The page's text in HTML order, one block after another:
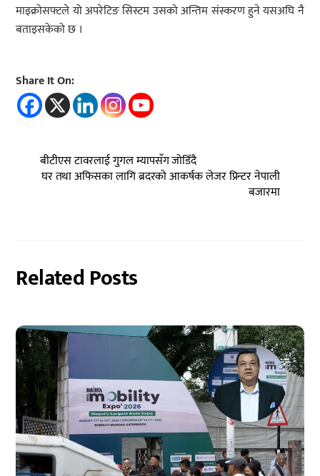
माइक्रोसफ्टले यो अपरेटिङ सिस्टम उसको अन्तिम संस्करण हुने यसअघि नै
बताइसकेको छ ।
Share It On:
बीटीएस टावरलाई गुगल म्यापसँग जोडिँदै
घर तथा अफिसका लागि ब्रदरको आकर्षक लेजर प्रिन्टर नेपाली
बजारमा
Related Posts